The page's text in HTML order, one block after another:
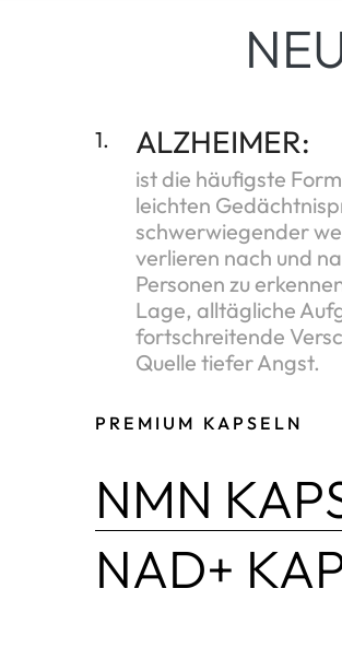
1. ALZHEIMER:
ist die häufigste
leichten
schwerwiegender
verlieren nach und
Personen zu
Lage, alltägliche
fortschreitende
Quelle tiefer Angst.
PREMIUM KAPSELN
NMN
NAD+